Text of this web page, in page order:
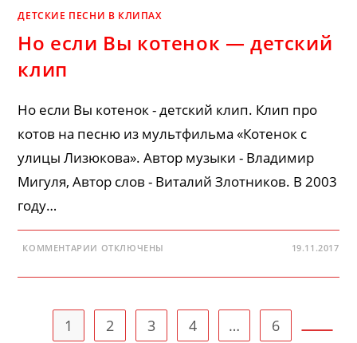
ДЕТСКИЕ ПЕСНИ В КЛИПАХ
Но если Вы котенок — детский
клип
Но если Вы котенок - детский клип. Клип про
котов на песню из мультфильма «Котенок с
улицы Лизюкова». Автор музыки - Владимир
Мигуля, Автор слов - Виталий Злотников. В 2003
году…
КОММЕНТАРИИ К
ЕСЛИ
—
ДЕТСКИЙ
КЛИП
ОТКЛЮЧЕНЫ 19.11.2017
1 2 3 4 … 6